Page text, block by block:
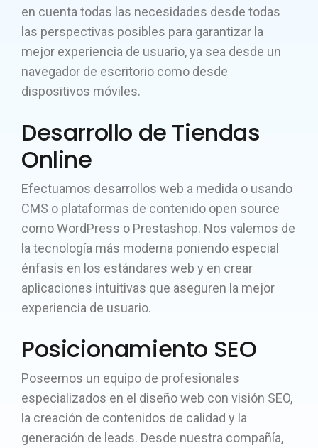
en cuenta todas las necesidades desde todas
las perspectivas posibles para garantizar la
mejor experiencia de usuario, ya sea desde un
navegador de escritorio como desde
dispositivos móviles.
Desarrollo de Tiendas
Online
Efectuamos desarrollos web a medida o usando
CMS o plataformas de contenido open source
como WordPress o Prestashop. Nos valemos de
la tecnología más moderna poniendo especial
énfasis en los estándares web y en crear
aplicaciones intuitivas que aseguren la mejor
experiencia de usuario.
Posicionamiento SEO
Poseemos un equipo de profesionales
especializados en el diseño web con visión SEO,
la creación de contenidos de calidad y la
generación de leads. Desde nuestra compañía,